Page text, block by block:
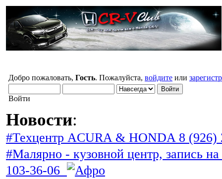
Добро пожаловать, Гость. Пожалуйста, войдите или
Войти
Новости:
#Техцентр ACURA & HONDA 8 (926)
#Малярно - кузовной центр, запись
103-36-06